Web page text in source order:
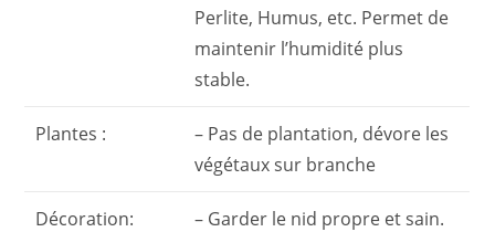
Perlite, Humus, etc. Permet de
maintenir l’humidité plus
stable.
Plantes :
– Pas de plantation, dévore les
végétaux sur branche
Décoration: – Garder le nid propre et sain.